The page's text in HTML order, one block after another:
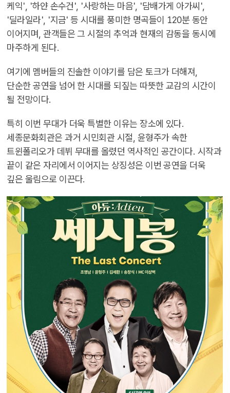
케익', '하얀 손수건', '사랑하는 마음', '담배가게 아가씨',
'딜라일라', '지금' 등 시대를 풍미한 명곡들이 120분 동안
이어지며, 관객들은 그 시절의 추억과 현재의 감동을 동시에
마주하게 된다.
여기에 멤버들의 진솔한 이야기를 담은 토크가 더해져,
단순한 공연을 넘어 한 시대를 되짚는 따뜻한 교감의 시간이
될 전망이다.
특히 이번 무대가 더욱 특별한 이유는 장소에 있다.
세종문화회관은 과거 시민회관 시절, 윤형주가 속한
트윈폴리오가 데뷔 무대를 올렸던 역사적인 공간이다. 시작과
끝이 같은 자리에서 이어지는 상징성은 이번 공연을 더욱
깊은 울림으로 이끈다.